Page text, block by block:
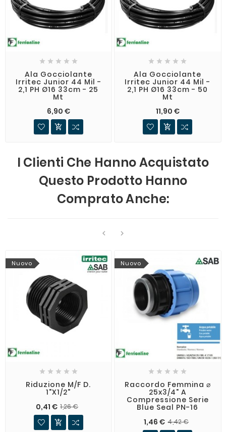
    
Ala Gocciolante
Irritec Junior 44 Mil -
2,1 PH Ø16 33cm - 25
Mt
6,90 €

    
Ala Gocciolante
Irritec Junior 44 Mil -
2,1 PH Ø16 33cm - 50
Mt
11,90 €

I Clienti Che Hanno Acquistato
Questo Prodotto Hanno
Comprato Anche:
 
Nuovo
    
Riduzione M/F D.
1"x1/2"
0,41 € 1,26 €

Nuovo
    
Raccordo Femmina ⌀
25x3/4" A
Compressione Serie
Blue Seal PN-16
1,46 € 4,42 €